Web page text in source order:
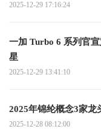
2025-12-29 17:16:24
一加 Turbo 6 系列官
星
2025-12-29 13:41:10
2025年锦纶概念3家龙
2025-12-28 08:12:00